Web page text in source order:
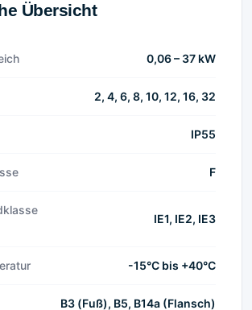
Übersicht
0,06 – 37 kW
2, 4, 6, 8, 10, 12, 16, 32
IP55
F
IE1, IE2, IE3
-15°C bis +40°C
B3 (Fuß), B5, B14a (Flansch)